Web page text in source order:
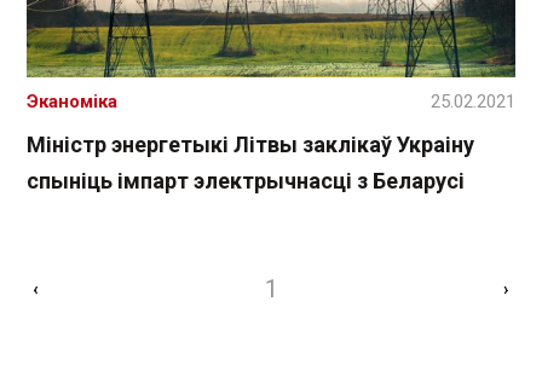
Міністр энергетыкі Літвы заклікаў Украіну
спыніць імпарт электрычнасці з Беларусі
Эканоміка 25.02.2021
‹ 1 ›